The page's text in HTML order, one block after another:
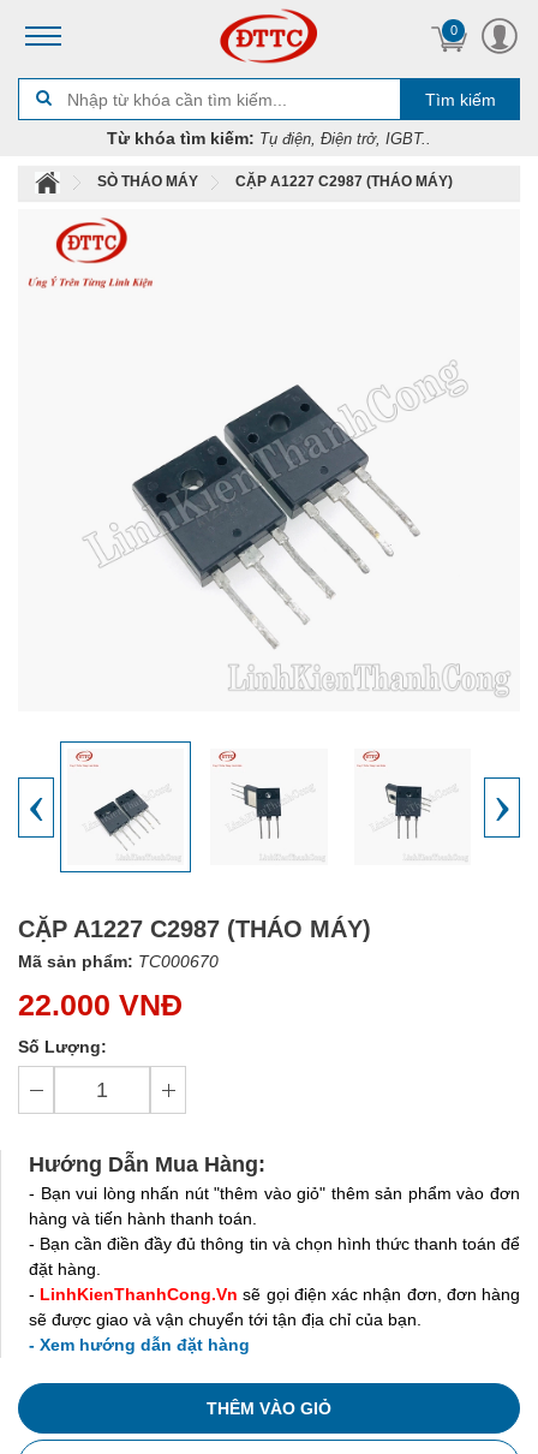
0
Tìm kiếm
Từ khóa tìm kiếm: Tụ điện, Điện trở, IGBT..
SÒ THÁO MÁY CẶP A1227 C2987 (THÁO MÁY)
‹ ›
CẶP A1227 C2987 (THÁO MÁY)
Mã sản phẩm: TC000670
22.000 VNĐ
Số Lượng:
Hướng Dẫn Mua Hàng:
- Bạn vui lòng nhấn nút "thêm vào giỏ" thêm sản phẩm vào đơn
hàng và tiến hành thanh toán.
- Bạn cần điền đầy đủ thông tin và chọn hình thức thanh toán để
đặt hàng.
- LinhKienThanhCong.Vn sẽ gọi điện xác nhận đơn, đơn hàng
sẽ được giao và vận chuyển tới tận địa chỉ của bạn.
- Xem hướng dẫn đặt hàng
THÊM VÀO GIỎ